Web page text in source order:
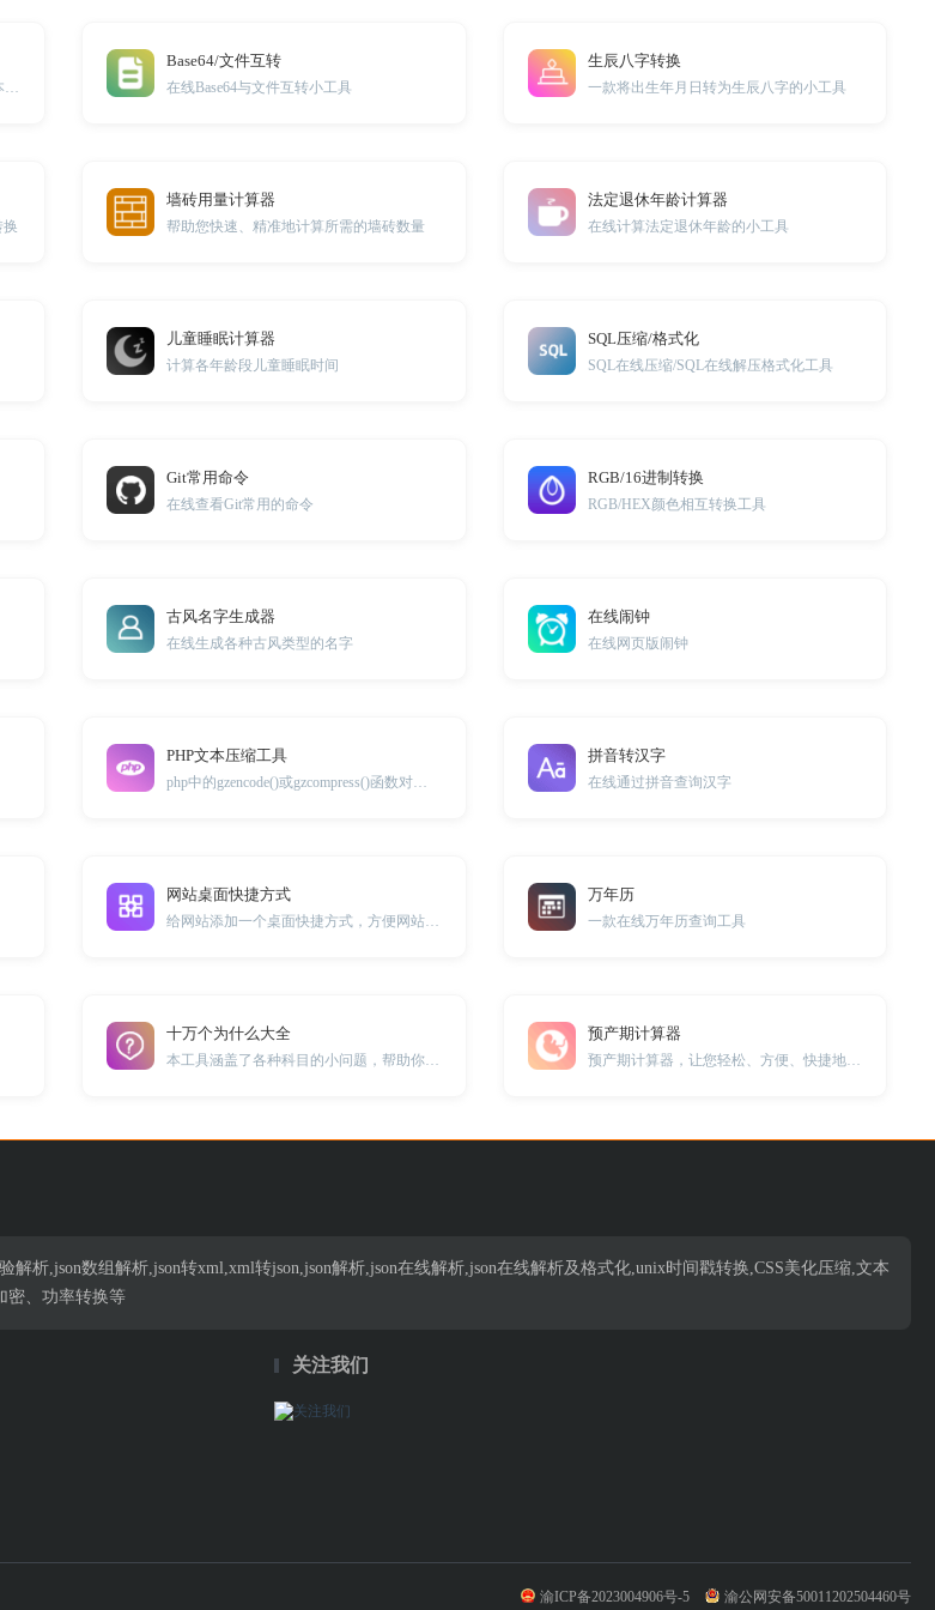
Base64/文件互转
在线Base64与文件互转小工具
生辰八字转换
一款将出生年月日转为生辰八字的小工具
墙砖用量计算器
帮助您快速、精准地计算所需的墙砖数量
法定退休年龄计算器
在线计算法定退休年龄的小工具
儿童睡眠计算器
计算各年龄段儿童睡眠时间
SQL压缩/格式化
SQL在线压缩/SQL在线解压格式化工具
Git常用命令
在线查看Git常用的命令
RGB/16进制转换
RGB/HEX颜色相互转换工具
古风名字生成器
在线生成各种古风类型的名字
在线闹钟
在线网页版闹钟
PHP文本压缩工具 拼音转汉字
在线通过拼音查询汉字
网站桌面快捷方式 万年历
一款在线万年历查询工具
十万个为什么大全 预产期计算器
预产期计算器，让您轻松、方便、快捷地进行准确预产期计算
解析,json数组解析,json转xml,xml转json,json解析,json在线解析,json在线解析及格式化,unix时间戳转换,CSS美化压缩,文本
密、功率转换等
关注我们
渝ICP备2023004906号-5 渝公网安备50011202504460号